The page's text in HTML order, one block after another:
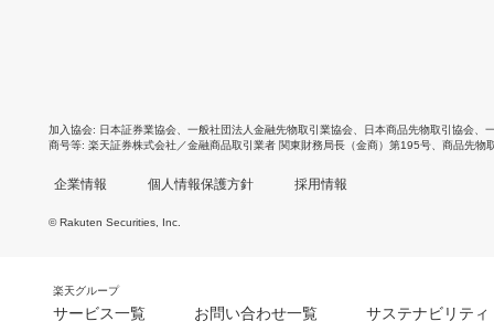
加入協会 日本証券業協会 一般社団法人金融先物取引業協会 日本商品先物取引協会
商号等 楽天証券株式会社／金融商品取引業者 関東財務局長（金商）第195号、商品先物
企業情報 個人情報保護方針 採用情報
© Rakuten Securities, Inc.
楽天グループ
サービス一覧 お問い合わせ一覧 サステナビリティ